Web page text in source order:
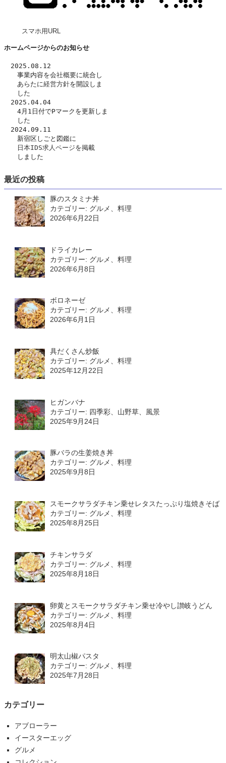
スマホ用URL
ホームページからのお知らせ
2025.08.12
事業内容を会社概要に統合し
あらたに経営方針を開設しま
した
2025.04.04
4月1日付でPマークを更新しま
した
2024.09.11
新宿区しごと図鑑に
日本IDS求人ページを掲載
しました
最近の投稿
豚のスタミナ丼
カテゴリー: グルメ、料理
2026年6月22日
ドライカレー
カテゴリー: グルメ、料理
2026年6月8日
ボロネーゼ
カテゴリー: グルメ、料理
2026年6月1日
具だくさん炒飯
カテゴリー: グルメ、料理
2025年12月22日
ヒガンバナ
カテゴリー: 四季彩、山野草、風景
2025年9月24日
豚バラの生姜焼き丼
カテゴリー: グルメ、料理
2025年9月8日
スモークサラダチキン乗せレタスたっぷり塩焼きそば
カテゴリー: グルメ、料理
2025年8月25日
チキンサラダ
カテゴリー: グルメ、料理
2025年8月18日
卵黄とスモークサラダチキン乗せ冷やし讃岐うどん
カテゴリー: グルメ、料理
2025年8月4日
明太山椒パスタ
カテゴリー: グルメ、料理
2025年7月28日
カテゴリー
アブローラー
イースターエッグ
グルメ